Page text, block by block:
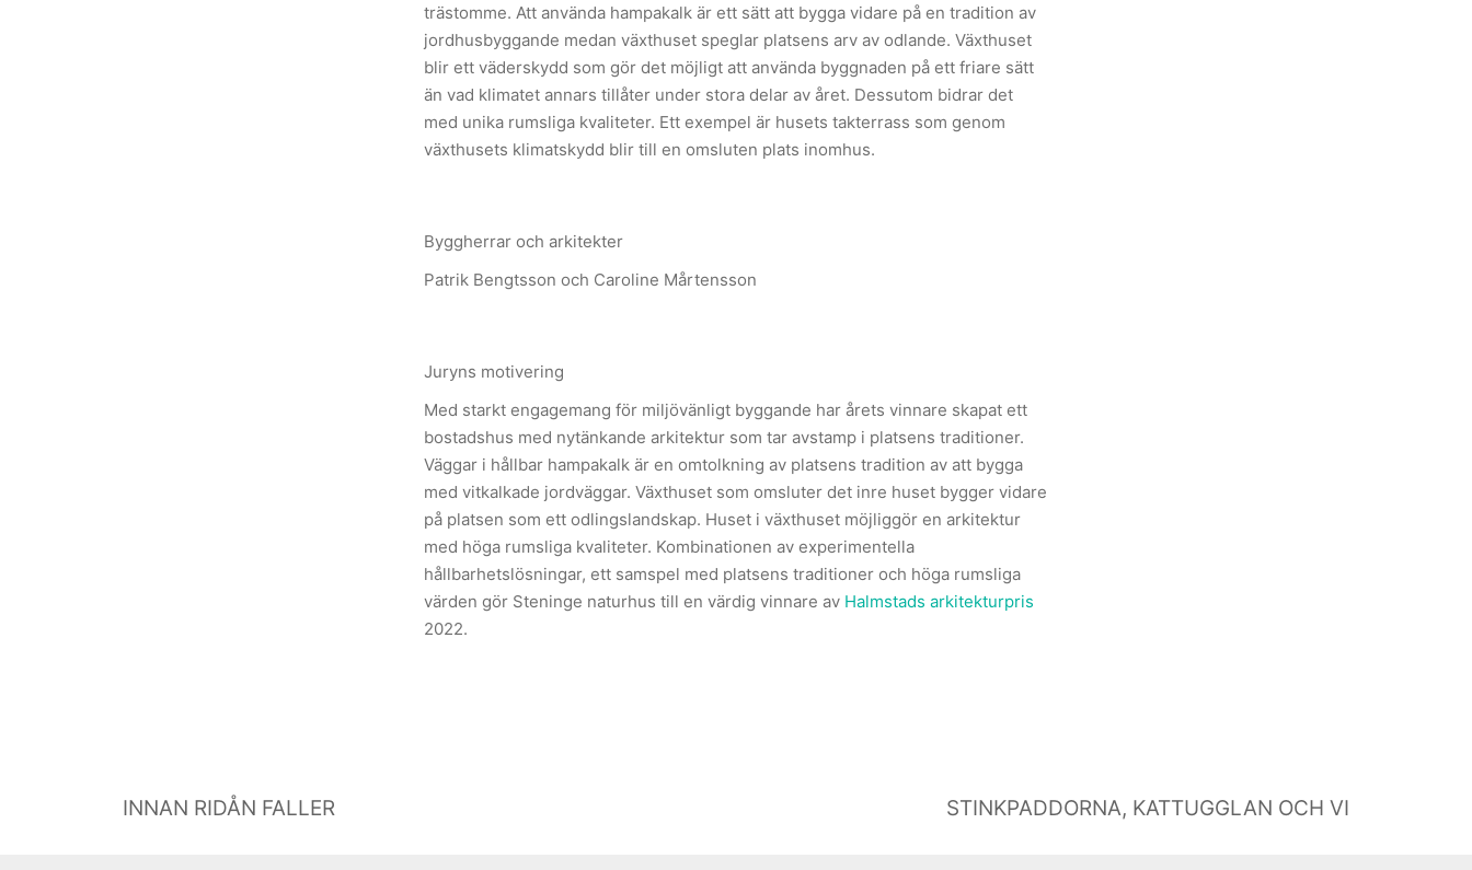
trästomme. Att använda hampakalk är ett sätt att bygga vidare på en tradition av
jordhusbyggande medan växthuset speglar platsens arv av odlande. Växthuset
blir ett väderskydd som gör det möjligt att använda byggnaden på ett friare sätt
än vad klimatet annars tillåter under stora delar av året. Dessutom bidrar det
med unika rumsliga kvaliteter. Ett exempel är husets takterrass som genom
växthusets klimatskydd blir till en omsluten plats inomhus.
Byggherrar och arkitekter
Patrik Bengtsson och Caroline Mårtensson
Juryns motivering
Med starkt engagemang för miljövänligt byggande har årets vinnare skapat ett
bostadshus med nytänkande arkitektur som tar avstamp i platsens traditioner.
Väggar i hållbar hampakalk är en omtolkning av platsens tradition av att bygga
med vitkalkade jordväggar. Växthuset som omsluter det inre huset bygger vidare
på platsen som ett odlingslandskap. Huset i växthuset möjliggör en arkitektur
med höga rumsliga kvaliteter. Kombinationen av experimentella
hållbarhetslösningar, ett samspel med platsens traditioner och höga rumsliga
värden gör Steninge naturhus till en värdig vinnare av Halmstads arkitekturpris
2022.
INNAN RIDÅN FALLER STINKPADDORNA, KATTUGGLAN OCH VI